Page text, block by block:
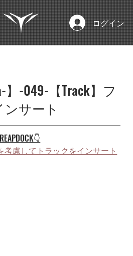
ログイン
】-049-【Track】フ
サート
REAPDOCK👇
考慮してトラックをインサート